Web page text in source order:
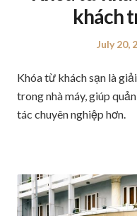
khách
Posted
July 20,
Khóa từ khách sạn là
trong nhà máy, giúp
tác chuyên nghiệp hơn.